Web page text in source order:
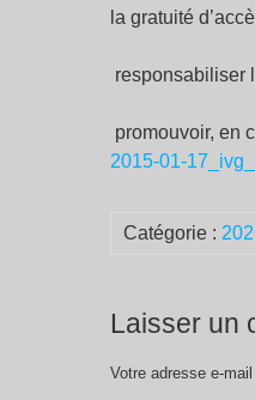
la gratuité
responsabiliser
promouvoir, en
2015-01-
Catégorie :
Laisser un
Votre adresse e-